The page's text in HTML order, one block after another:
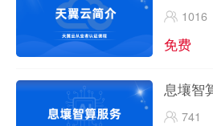
1016
免费
息壤智
741